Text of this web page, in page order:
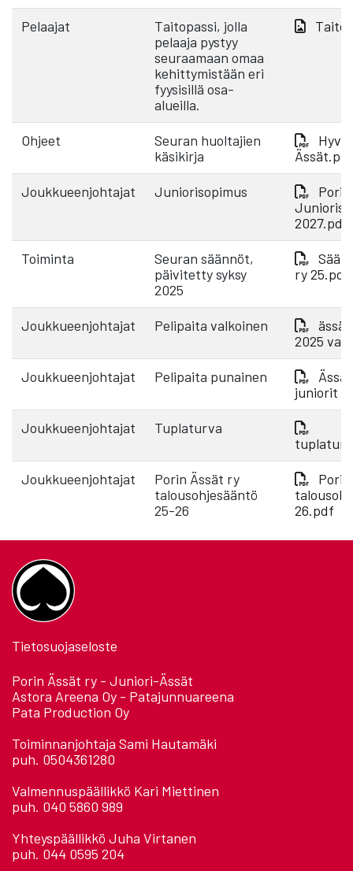
Pelaajat
Taitopassi, jolla
pelaaja pystyy
seuraamaan omaa
kehittymistään eri
fyysisillä osa-
alueilla.
Ohjeet
Seuran huoltajien
käsikirja
Ässät.pdf
Joukkueenjohtajat Juniorisopimus
2027.pdf
Toiminta
Seuran säännöt,
päivitetty syksy
2025
ry 25.pdf
Joukkueenjohtajat Pelipaita valkoinen
2025
Joukkueenjohtajat Pelipaita punainen
juniorit
Joukkueenjohtajat
Tuplaturva
Joukkueenjohtajat
Porin Ässät ry
talousohjesääntö
25-26
26.pdf
Tietosuojaseloste
Porin Ässät ry - Juniori-Ässät
Astora Areena Oy - Patajunnuareena
Pata Production Oy
Toiminnanjohtaja Sami Hautamäki
puh. 0504361280
Valmennuspäällikkö Kari Miettinen
puh. 040 5860 989
Yhteyspäällikkö Juha Virtanen
puh. 044 0595 204